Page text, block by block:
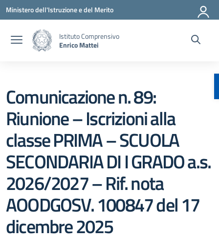
Vai ai contenuti
Vai al menu di navigazione
Vai al footer
Ministero dell'Istruzione e del Merito
Istituto Comprensivo
Enrico Mattei
Comunicazione n. 89:
Riunione – Iscrizioni alla
classe PRIMA – SCUOLA
SECONDARIA DI I GRADO a.s.
2026/2027 – Rif. nota
AOODGOSV. 100847 del 17
dicembre 2025